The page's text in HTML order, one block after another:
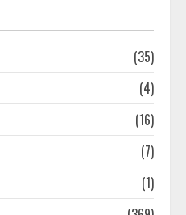
(35)
(4)
(16)
(7)
(1)